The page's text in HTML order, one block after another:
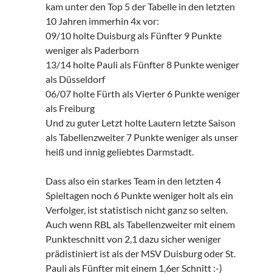
kam unter den Top 5 der Tabelle in den letzten
10 Jahren immerhin 4x vor:
09/10 holte Duisburg als Fünfter 9 Punkte
weniger als Paderborn
13/14 holte Pauli als Fünfter 8 Punkte weniger
als Düsseldorf
06/07 holte Fürth als Vierter 6 Punkte weniger
als Freiburg
Und zu guter Letzt holte Lautern letzte Saison
als Tabellenzweiter 7 Punkte weniger als unser
heiß und innig geliebtes Darmstadt.
Dass also ein starkes Team in den letzten 4
Spieltagen noch 6 Punkte weniger holt als ein
Verfolger, ist statistisch nicht ganz so selten.
Auch wenn RBL als Tabellenzweiter mit einem
Punkteschnitt von 2,1 dazu sicher weniger
prädistiniert ist als der MSV Duisburg oder St.
Pauli als Fünfter mit einem 1,6er Schnitt :-)